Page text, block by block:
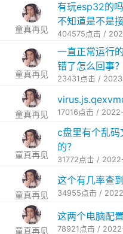
童真再见
有玩esp32的
不知道是不是
404575点击 /
童真再见
一直正常运行
错了怎么回事？
23431点击 /
童真再见 17016点击 /
童真再见
c盘里有个乱码
的？
31772点击 /
童真再见
这个有几率查
34955点击 /
童真再见
这两个电脑配
78921点击 /